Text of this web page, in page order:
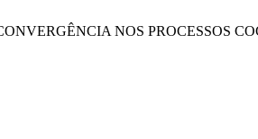
NOS PROCESSOS